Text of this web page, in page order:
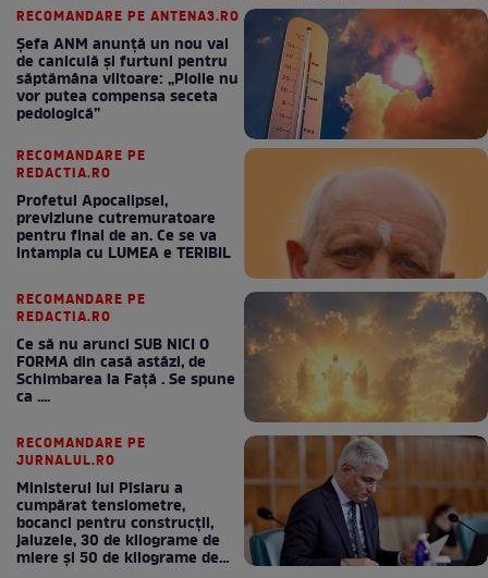
RECOMANDARE PE ANTENA3.RO
Șefa ANM anunță un nou val
de caniculă și furtuni pentru
săptămâna viitoare: „Ploile nu
vor putea compensa seceta
pedologică”
RECOMANDARE PE
REDACTIA.RO
Profetul Apocalipsei,
previziune cutremuratoare
pentru final de an. Ce se va
intampla cu LUMEA e TERIBIL
RECOMANDARE PE
REDACTIA.RO
Ce să nu arunci SUB NICI O
FORMA din casă astăzi, de
Schimbarea la Față . Se spune
ca ....
RECOMANDARE PE
JURNALUL.RO
Ministerul lui Pîslaru a
cumpărat tensiometre,
bocanci pentru construcții,
jaluzele, 30 de kilograme de
miere și 50 de kilograme de